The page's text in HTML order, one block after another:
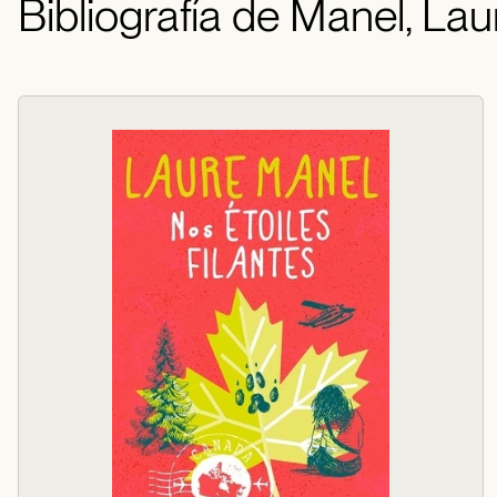
Bibliografía de Manel,